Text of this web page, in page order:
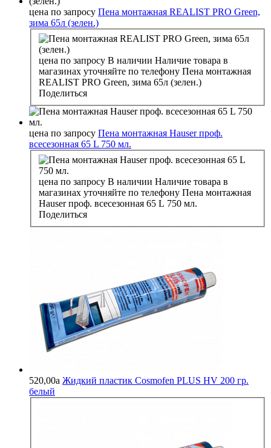
цена по запросу Пена монтажная REALIST PRO Green,
зима 65л (зелен.)
цена по запросу В наличии Наличие товара в
магазинах уточняйте по телефону Пена монтажная
REALIST PRO Green, зима 65л (зелен.)
Поделиться
цена по запросу Пена монтажная Hauser проф.
всесезонная 65 L 750 мл.
цена по запросу В наличии Наличие товара в
магазинах уточняйте по телефону Пена монтажная
Hauser проф. всесезонная 65 L 750 мл.
Поделиться
520,00a Жидкий пластик Cosmofen PLUS HV 200 гр.
белый